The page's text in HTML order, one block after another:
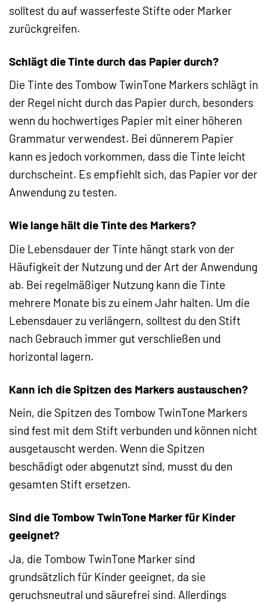
solltest du auf wasserfeste Stifte oder Marker
zurückgreifen.
Schlägt die Tinte durch das Papier durch?
Die Tinte des Tombow TwinTone Markers schlägt in
der Regel nicht durch das Papier durch, besonders
wenn du hochwertiges Papier mit einer höheren
Grammatur verwendest. Bei dünnerem Papier
kann es jedoch vorkommen, dass die Tinte leicht
durchscheint. Es empfiehlt sich, das Papier vor der
Anwendung zu testen.
Wie lange hält die Tinte des Markers?
Die Lebensdauer der Tinte hängt stark von der
Häufigkeit der Nutzung und der Art der Anwendung
ab. Bei regelmäßiger Nutzung kann die Tinte
mehrere Monate bis zu einem Jahr halten. Um die
Lebensdauer zu verlängern, solltest du den Stift
nach Gebrauch immer gut verschließen und
horizontal lagern.
Kann ich die Spitzen des Markers austauschen?
Nein, die Spitzen des Tombow TwinTone Markers
sind fest mit dem Stift verbunden und können nicht
ausgetauscht werden. Wenn die Spitzen
beschädigt oder abgenutzt sind, musst du den
gesamten Stift ersetzen.
Sind die Tombow TwinTone Marker für Kinder
geeignet?
Ja, die Tombow TwinTone Marker sind
grundsätzlich für Kinder geeignet, da sie
geruchsneutral und säurefrei sind. Allerdings